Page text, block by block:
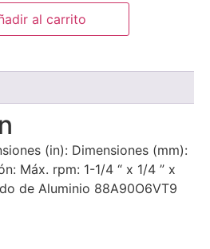
al carrito
(in): Dimensiones (mm):
Máx. rpm: 1-1/4 “ x 1/4 ” x
de Aluminio 88A90O6VT9